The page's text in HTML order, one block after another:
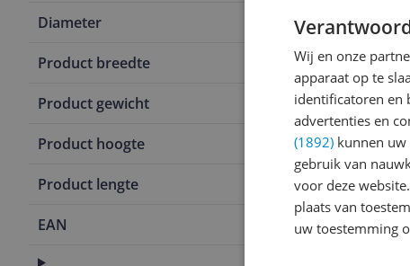
Diameter
0 cm
Product breedte 45 cm
Product gewicht 0 g
Product hoogte 67 cm
Product lengte 0 cm
EAN
Wij en onze
apparaat op te
identificatoren en
advertenties en
(1892) kunnen uw
gebruik van
voor deze
plaats van
uw toestemming